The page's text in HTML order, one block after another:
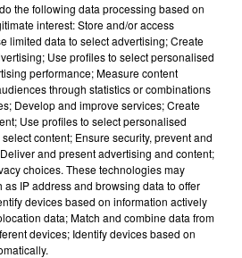
WEEK-END
DE WOINIC
un grand jour :
gros sanglier du monde.
et vous êtes tous
do the following data processing based on
interest: Store and/or access
limited data to select advertising; Create
Use profiles to select personalised
performance; Measure content
through statistics or combinations
Develop and improve services; Create
Use profiles to select personalised
content; Ensure security, prevent and
and present advertising and content;
choices. These technologies may
IP address and browsing data to offer
devices based on information actively
data; Match and combine data from
devices; Identify devices based on